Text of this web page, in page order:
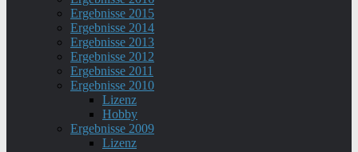
Ergebnisse 2015
Ergebnisse 2014
Ergebnisse 2013
Ergebnisse 2012
Ergebnisse 2011
Ergebnisse 2010
Lizenz
Hobby
Ergebnisse 2009
Lizenz